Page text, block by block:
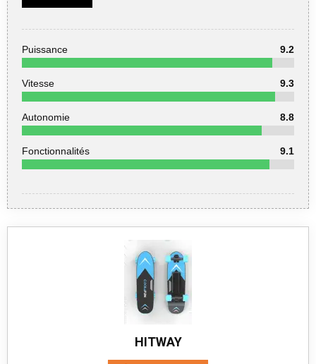
Puissance 9.2
Vitesse 9.3
Autonomie 8.8
Fonctionnalités 9.1
HITWAY